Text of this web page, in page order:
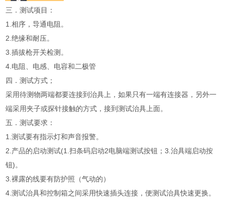
三．测试项目：
1.相序，导通电阻。
2.绝缘和耐压。
3.插拔枪开关检测。
4.电阻、电感、电容和二极管
四．测试方式；
采用待测物两端都要连接到治具上，如果只有一端有连接器，另外一
端采用夹子或探针接触的方式，接到测试治具上面。
五．测试要求：
1.测试要有指示灯和声音报警。
2.产品的启动测试(1.扫条码启动2电脑端测试按钮；3.治具端启动按
钮)。
3.裸露的线要有防护照（气动的）
4.测试治具和控制箱之间采用快速插头连接，便测试治具快速更换。